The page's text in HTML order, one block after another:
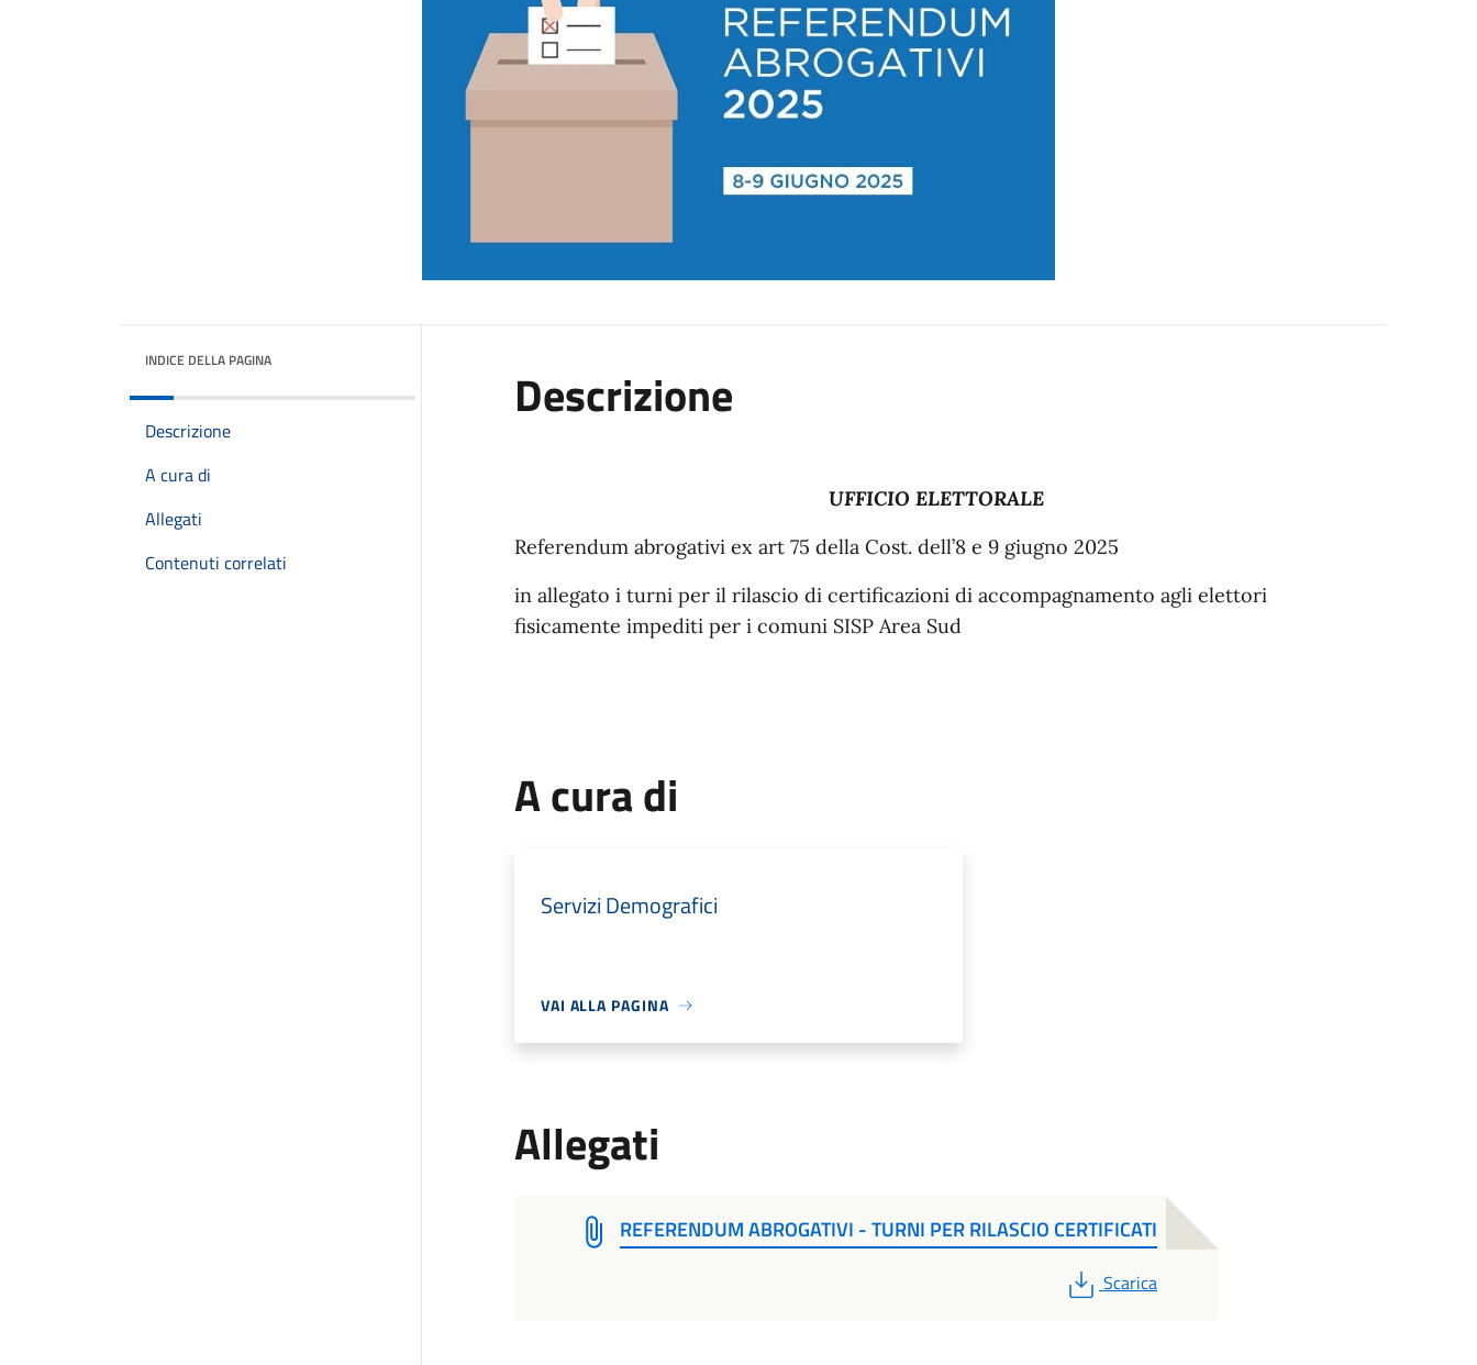
INDICE DELLA PAGINA
Descrizione
A cura di
Allegati
Contenuti correlati
Descrizione
UFFICIO ELETTORALE
Referendum abrogativi ex art 75 della Cost. dell’8 e 9 giugno 2025
in allegato i turni per il rilascio di certificazioni di accompagnamento agli elettori
fisicamente impediti per i comuni SISP Area Sud
A cura di
Servizi Demografici
VAI ALLA PAGINA
Allegati
REFERENDUM ABROGATIVI - TURNI PER RILASCIO CERTIFICATI
PDF
Scarica